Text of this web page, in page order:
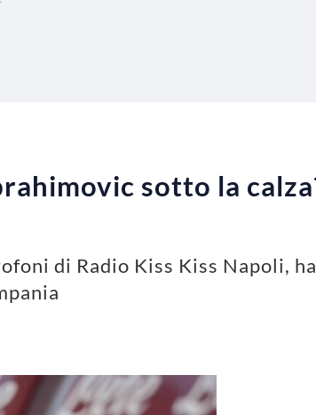
sotto la
di Radio Kiss Kiss Napoli, ha